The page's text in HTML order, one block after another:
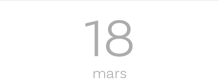
18
mars